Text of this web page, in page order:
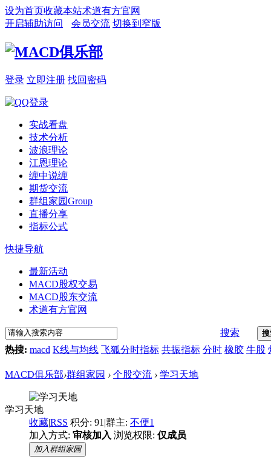
设为首页收藏本站术道有方官网
开启辅助访问
会员交流 切换到窄版
登录 立即注册 找回密码
实战看盘
技术分析
波浪理论
江恩理论
缠中说缠
期货交流
群组家园Group
直播分享
指标公式
快捷导航
最新活动
MACD股权交易
MACD股东交流
术道有方官网
搜索
热搜: macd K线与均线 飞狐分时指标 共振指标 分时 橡胶 牛股
MACD俱乐部›群组家园 › 个股交流 › 学习天地
学习天地
收藏|RSS 积分: 91 |群主: 不便1
加入方式: 审核加入 浏览权限: 仅成员
加入群组家园